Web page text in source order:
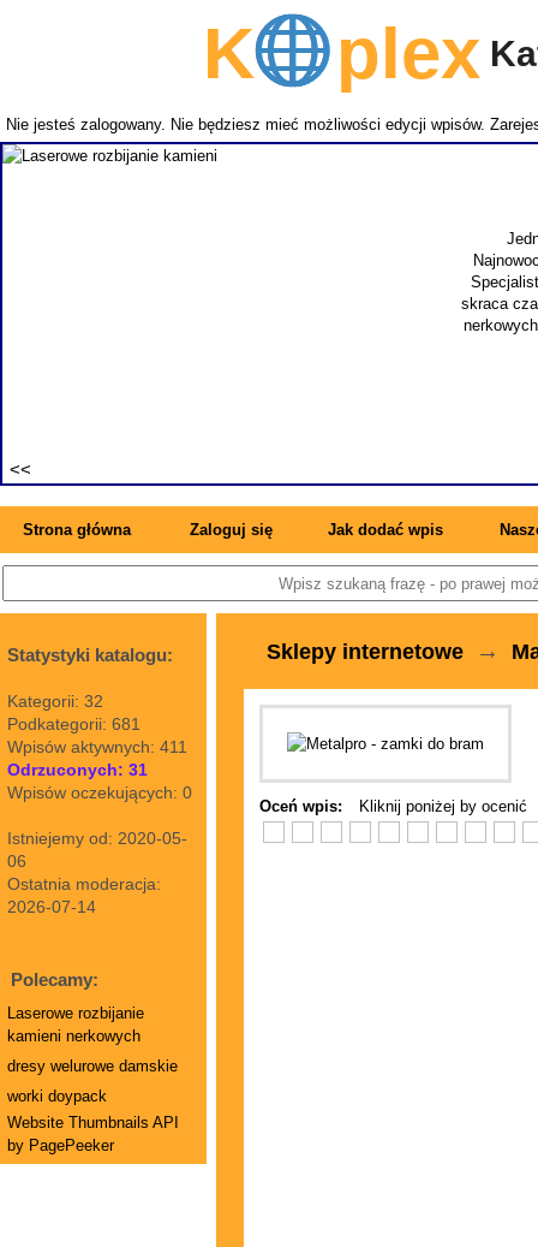
Kplex
Nie jesteś zalogowany. Nie będziesz mieć możliwości edycji wpisów.
skraca
Strona główna Zaloguj się Jak dodać wpis
Statystyki katalogu:
Kategorii: 32
Podkategorii: 681
Wpisów aktywnych: 411
Odrzuconych: 31
Wpisów oczekujących: 0
Istniejemy od: 2020-05-
06
Ostatnia moderacja:
2026-07-14
Polecamy:
Laserowe rozbijanie
kamieni nerkowych
dresy welurowe damskie
worki doypack
Website Thumbnails API
by PagePeeker
Sklepy internetowe →
Oceń wpis: Kliknij poniżej by ocenić